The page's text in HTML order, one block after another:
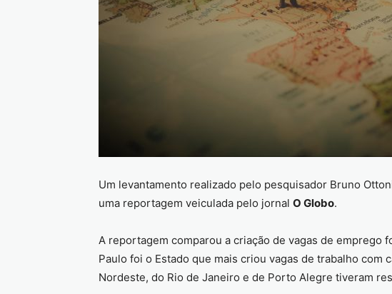
Um levantamento realizado pelo pesquisador Bruno
uma reportagem veiculada pelo jornal O Globo.
A reportagem comparou a criação de vagas de emprego
Paulo foi o Estado que mais criou vagas de trabalho com
Nordeste, do Rio de Janeiro e de Porto Alegre tiveram